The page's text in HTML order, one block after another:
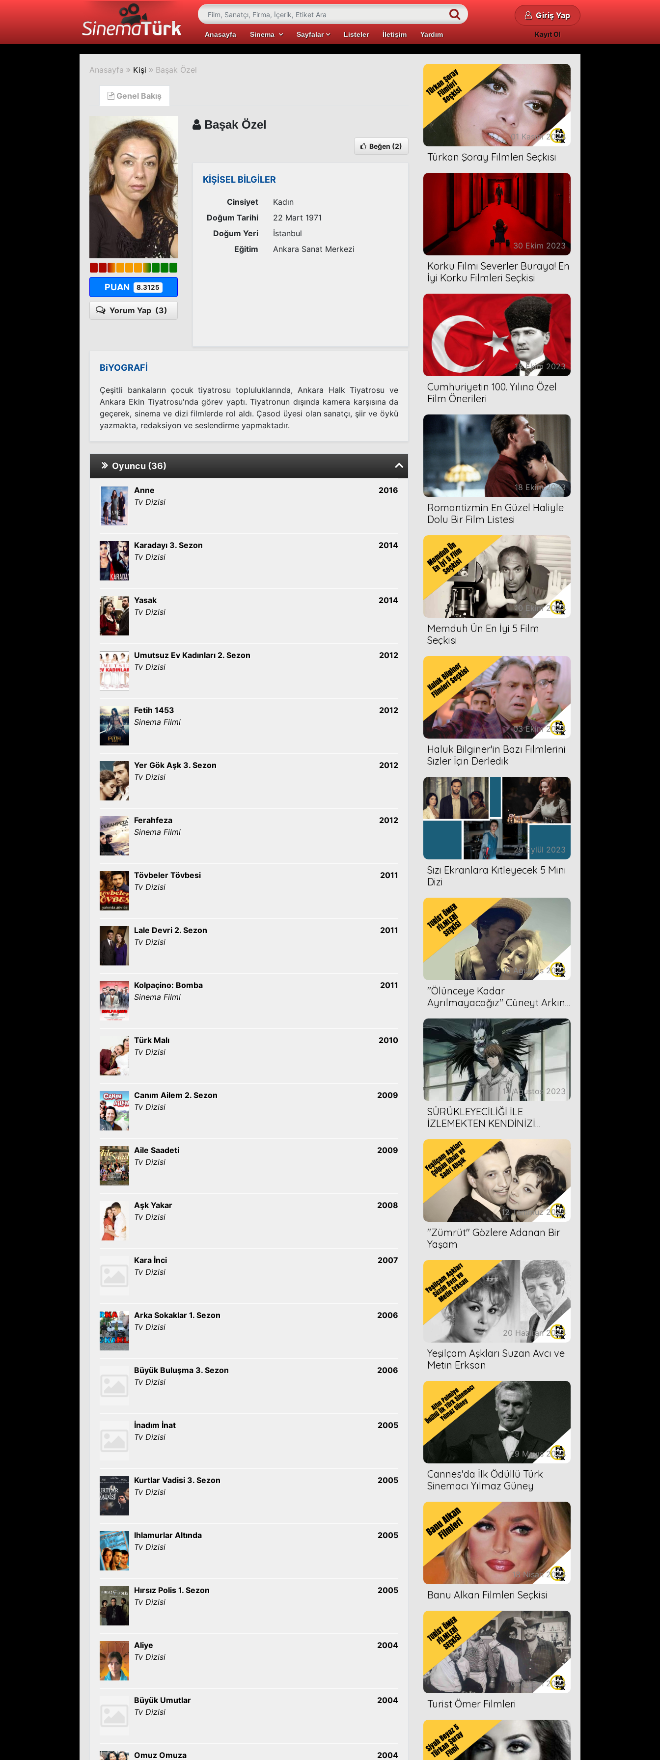
Anasayfa Sinema Sayfalar Listeler İletişim Yardım
Giriş Yap
Kayıt Ol
Anasayfa Kişi Başak Özel
Genel Bakış
PUAN 8.3125
Yorum Yap (3)
Başak Özel
Beğen (2)
KİŞİSEL BİLGİLER
Cinsiyet
Kadın
Doğum Tarihi
22 Mart 1971
Doğum Yeri
İstanbul
Eğitim
Ankara Sanat Merkezi
BiYOGRAFİ
Çeşitli bankaların çocuk tiyatrosu topluluklarında, Ankara Halk Tiyatrosu ve
Ankara Ekin Tiyatrosu'nda görev yaptı. Tiyatronun dışında kamera karşısına da
geçerek, sinema ve dizi filmlerde rol aldı. Çasod üyesi olan sanatçı, şiir ve öykü
yazmakta, redaksiyon ve seslendirme yapmaktadır.
Oyuncu (36)
Anne
Tv Dizisi
2016
Karadayı 3. Sezon
Tv Dizisi
2014
Yasak
Tv Dizisi
2014
Umutsuz Ev Kadınları 2. Sezon
Tv Dizisi
2012
Fetih 1453
Sinema Filmi
2012
Yer Gök Aşk 3. Sezon
Tv Dizisi
2012
Ferahfeza
Sinema Filmi
2012
Tövbeler Tövbesi
Tv Dizisi
2011
Lale Devri 2. Sezon
Tv Dizisi
2011
Kolpaçino: Bomba
Sinema Filmi
2011
Türk Malı
Tv Dizisi
2010
Canım Ailem 2. Sezon
Tv Dizisi
2009
Aile Saadeti
Tv Dizisi
2009
Aşk Yakar
Tv Dizisi
2008
Kara İnci
Tv Dizisi
2007
Arka Sokaklar 1. Sezon
Tv Dizisi
2006
Büyük Buluşma 3. Sezon
Tv Dizisi
2006
İnadım İnat
Tv Dizisi
2005
Kurtlar Vadisi 3. Sezon
Tv Dizisi
2005
Ihlamurlar Altında
Tv Dizisi
2005
Hırsız Polis 1. Sezon
Tv Dizisi
2005
Aliye
Tv Dizisi
2004
Büyük Umutlar
Tv Dizisi
2004
Omuz Omuza 2004
01 Kasım 2023
Türkan Şoray Filmleri Seçkisi
30 Ekim 2023
Korku Filmi Severler Buraya! En
İyi Korku Filmleri Seçkisi
18 Ekim 2023
Cumhuriyetin 100. Yılına Özel
Film Önerileri
18 Ekim 2023
Romantizmin En Güzel Haliyle
Dolu Bir Film Listesi
10 Ekim 2023
Memduh Ün En İyi 5 Film
Seçkisi
03 Ekim 2023
Haluk Bilginer'in Bazı Filmlerini
Sizler İçin Derledik
29 Eylül 2023
Sizi Ekranlara Kitleyecek 5 Mini
Dizi
16 Ağustos 2023
''Ölünceye Kadar
Ayrılmayacağız'' Cüneyt Arkın-
14 Ağustos 2023
SÜRÜKLEYECİLİĞİ İLE
İZLEMEKTEN KENDİNİZİ
ÖNERİMİZ
12 Temmuz 2023
''Zümrüt'' Gözlere Adanan Bir
Yaşam
20 Haziran 2023
Yeşilçam Aşkları Suzan Avcı ve
Metin Erksan
29 Mayıs 2023
Cannes'da İlk Ödüllü Türk
Sinemacı Yılmaz Güney
18 Nisan 2023
Banu Alkan Filmleri Seçkisi
05 Nisan 2023
Turist Ömer Filmleri